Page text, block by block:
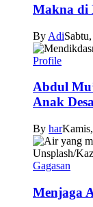
Makna di
By Adi
Profile
Abdul
Anak
By har
Gagasan
Menjaga